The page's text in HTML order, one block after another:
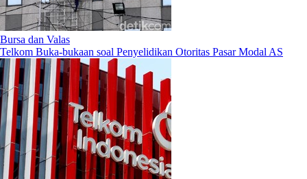
Bursa dan Valas
Telkom Buka-bukaan soal Penyelidikan Otoritas Pasar Modal AS